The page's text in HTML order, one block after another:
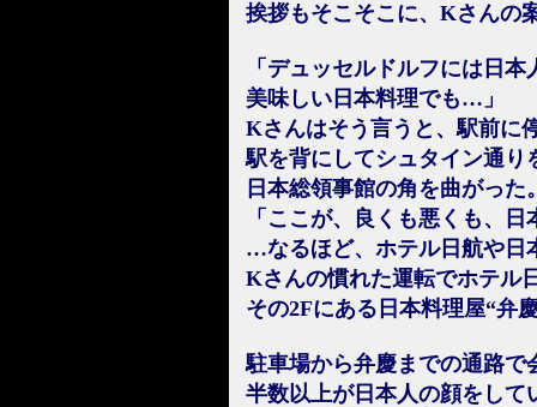
挨拶もそこそこに、Kさんの
「デュッセルドルフには日
美味しい日本料理でも…」
Kさんはそう言うと、駅前に
駅を背にしてシュタイン通り
日本総領事館の角を曲がった
「ここが、良くも悪くも、
…なるほど、ホテル日航や日
Kさんの慣れた運転でホテル
その2Fにある日本料理屋“弁
駐車場から弁慶までの通路で
半数以上が日本人の顔をして